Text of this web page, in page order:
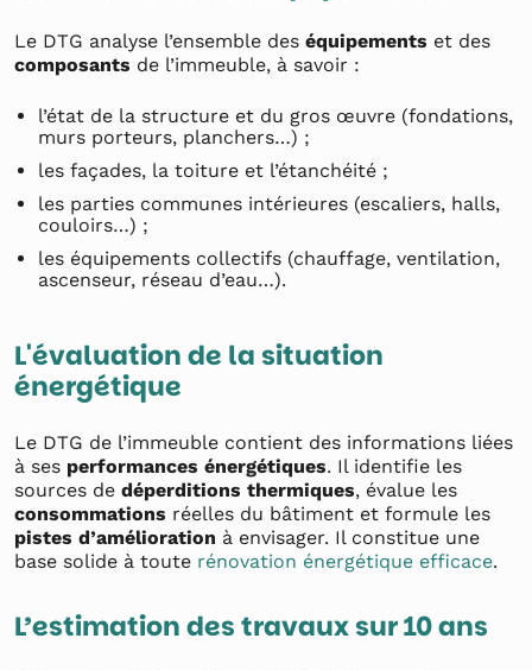
Le DTG analyse l’ensemble des équipements et des
composants de l’immeuble, à savoir :
l’état de la structure et du gros œuvre (fondations,
murs porteurs, planchers…) ;
les façades, la toiture et l’étanchéité ;
les parties communes intérieures (escaliers, halls,
couloirs…) ;
les équipements collectifs (chauffage, ventilation,
ascenseur, réseau d’eau…).
L'évaluation de la situation
énergétique
Le DTG de l’immeuble contient des informations liées
à ses performances énergétiques. Il identifie les
sources de déperditions thermiques, évalue les
consommations réelles du bâtiment et formule les
pistes d’amélioration à envisager. Il constitue une
base solide à toute rénovation énergétique efficace.
L’estimation des travaux sur 10 ans